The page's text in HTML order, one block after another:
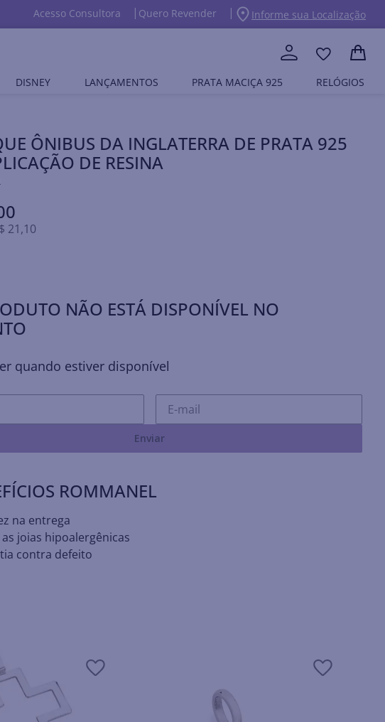
Acesso Consultora Quero Revender Informe sua Localização
DISNEY LANÇAMENTOS PRATA MACIÇA 925 RELÓGIOS
ÔNIBUS DA INGLATERRA DE PRATA 925
DE RESINA
21,10
NÃO ESTÁ DISPONÍVEL NO
quando estiver disponível
Enviar
ROMMANEL
na entrega
as joias hipoalergênicas
contra defeito